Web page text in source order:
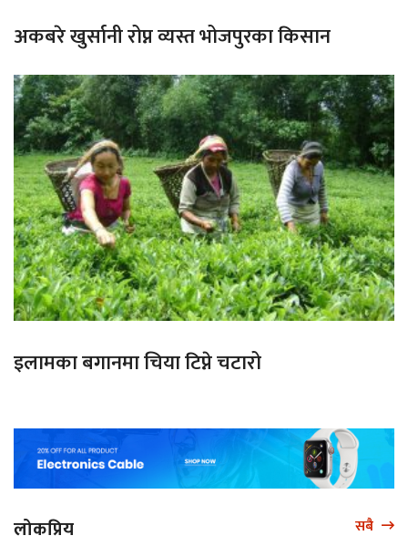
अकबरे खुर्सानी रोप्न व्यस्त भोजपुरका किसान
इलामका बगानमा चिया टिप्ने चटारो
लोकप्रिय सबै